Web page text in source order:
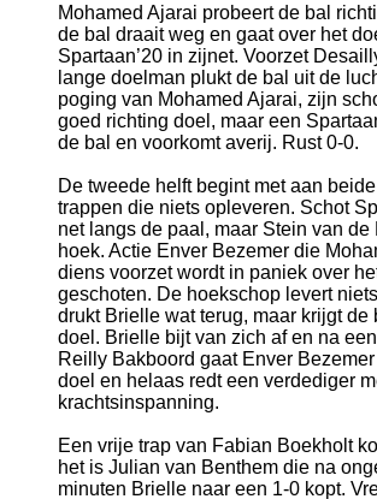
Mohamed Ajarai probeert de bal
de bal draait weg en gaat over het
Spartaan’20 in zijnet. Voorzet
lange doelman plukt de bal uit de
poging van Mohamed Ajarai, zijn
goed richting doel, maar een
de bal en voorkomt averij. Rust 0-0.
De tweede helft begint met aan
trappen die niets opleveren. Schot
net langs de paal, maar Stein van
hoek. Actie Enver Bezemer die
diens voorzet wordt in paniek over
geschoten. De hoekschop levert
drukt Brielle wat terug, maar krijgt de
doel. Brielle bijt van zich af en na
Reilly Bakboord gaat Enver
doel en helaas redt een verdediger
krachtsinspanning.
Een vrije trap van Fabian Boekholt
het is Julian van Benthem die na
minuten Brielle naar een 1-0 kopt.